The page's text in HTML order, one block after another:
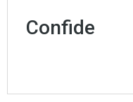
Confide